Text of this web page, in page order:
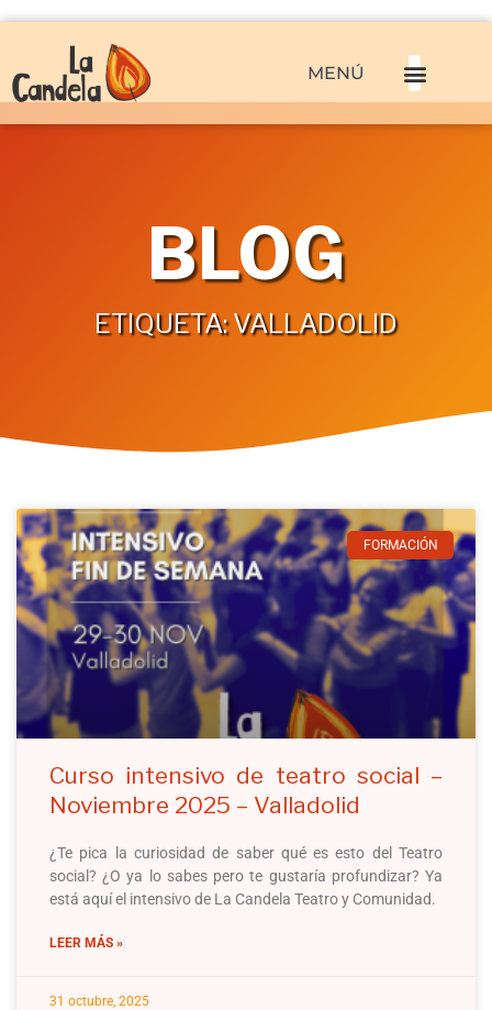
MENÚ
BLOG
ETIQUETA: VALLADOLID
FORMACIÓN
Curso intensivo de teatro social –
Noviembre 2025 – Valladolid
¿Te pica la curiosidad de saber qué es esto del Teatro
social? ¿O ya lo sabes pero te gustaría profundizar? Ya
está aquí el intensivo de La Candela Teatro y Comunidad.
LEER MÁS »
31 octubre, 2025